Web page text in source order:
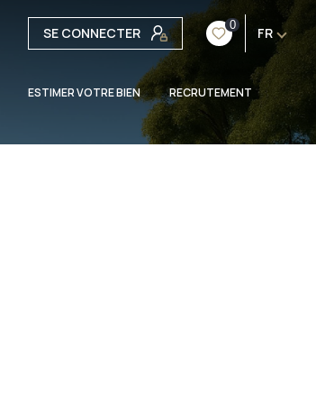
SE CONNECTER 0 FR
ESTIMER VOTRE BIEN RECRUTEMENT